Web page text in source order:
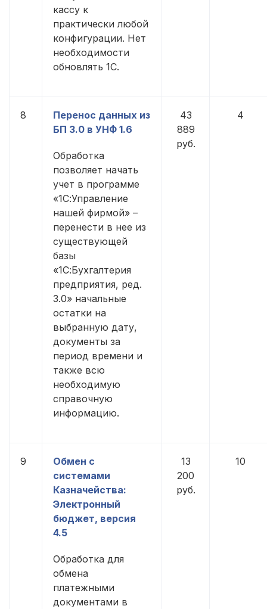
кассу к
практически любой
конфигурации. Нет
необходимости
обновлять 1С.
8
Перенос данных из
БП 3.0 в УНФ 1.6
Обработка
позволяет начать
учет в программе
«1С:Управление
нашей фирмой» –
перенести в нее из
существующей
базы
«1С:Бухгалтерия
предприятия, ред.
3.0» начальные
остатки на
выбранную дату,
документы за
период времени и
также всю
необходимую
справочную
информацию.
43
889
руб.
4
9
Обмен с
системами
Казначейства:
Электронный
бюджет, версия
4.5
Обработка для
обмена
платежными
документами в
13
200
руб.
10